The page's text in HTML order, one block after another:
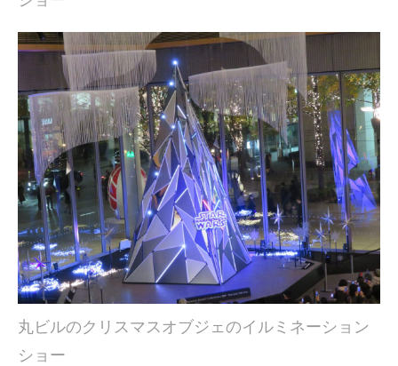
丸ビルのクリスマスオブジェのイルミネーション
ショー